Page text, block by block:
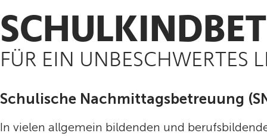
FÜR EIN UNBESCHWERTES
Schulische Nachmittagsbetreuung
In vielen allgemein bildenden und